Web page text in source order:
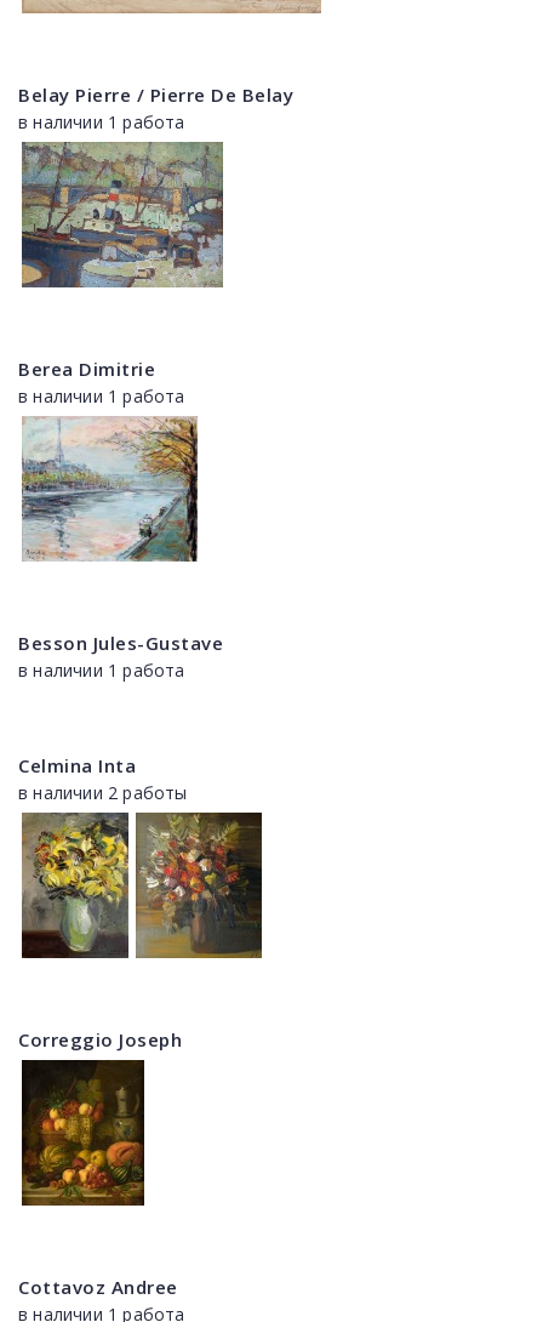
Belay Pierre / Pierre De Belay
в наличии 1 работа
Berea Dimitrie
в наличии 1 работа
Besson Jules-Gustave
в наличии 1 работа
Celmina Inta
в наличии 2 работы
Correggio Joseph
Cottavoz Andree
в наличии 1 работа